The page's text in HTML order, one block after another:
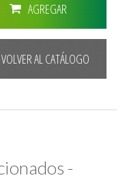
AGREGAR
AL CATÁLOGO
-